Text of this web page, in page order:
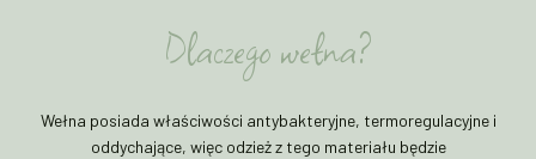
Dlaczego wełna?
Wełna posiada właściwości antybakteryjne, termoregulacyjne i
oddychające, więc odzież z tego materiału będzie